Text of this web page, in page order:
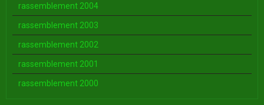
rassemblement 2004
rassemblement 2003
rassemblement 2002
rassemblement 2001
rassemblement 2000